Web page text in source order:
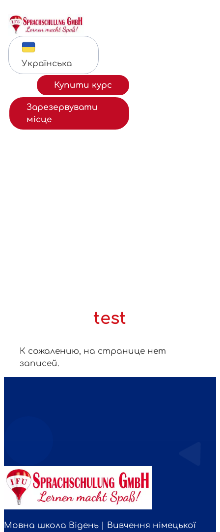
Українська
Купити курс
Зарезервувати
місце
Підвищення
test
К сожалению, на странице нет
записей.
Мовна школа Відень | Вивчення німецької